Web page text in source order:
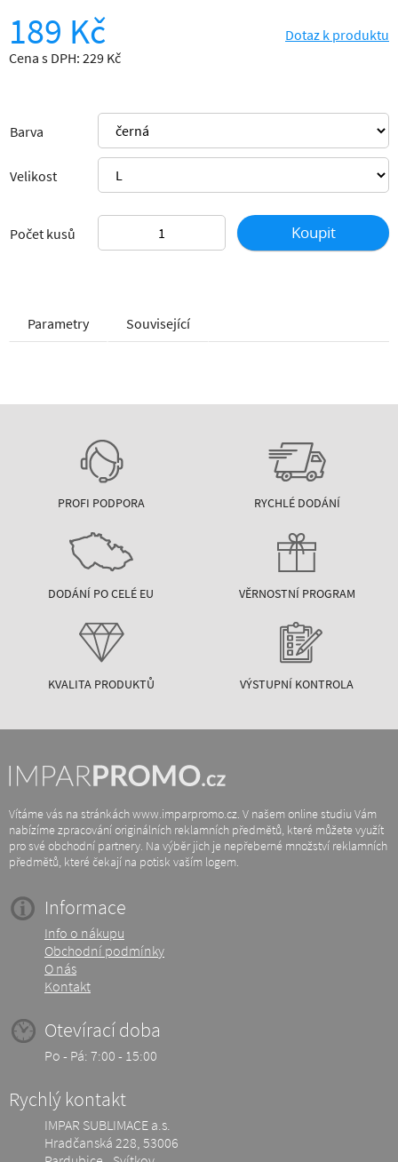
189 Kč
Cena s DPH: 229 Kč
Dotaz k produktu
Barva
Velikost
Počet kusů Koupit
Parametry Související
PROFI PODPORA RYCHLÉ DODÁNÍ
DODÁNÍ PO CELÉ EU VĚRNOSTNÍ PROGRAM
KVALITA PRODUKTŮ VÝSTUPNÍ KONTROLA
Vítáme vás na stránkách www.imparpromo.cz. V našem online studiu Vám
nabízíme zpracování originálních reklamních předmětů, které můžete využít
pro své obchodní partnery. Na výběr jich je nepřeberné množství reklamních
předmětů, které čekají na potisk vaším logem.
Informace
Info o nákupu
Obchodní podmínky
O nás
Kontakt
Otevírací doba
Po - Pá: 7:00 - 15:00
Rychlý kontakt
IMPAR SUBLIMACE a.s.
Hradčanská 228, 53006